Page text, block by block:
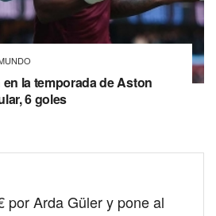
la temporada de Aston
6 goles
por Arda Güler y pone al